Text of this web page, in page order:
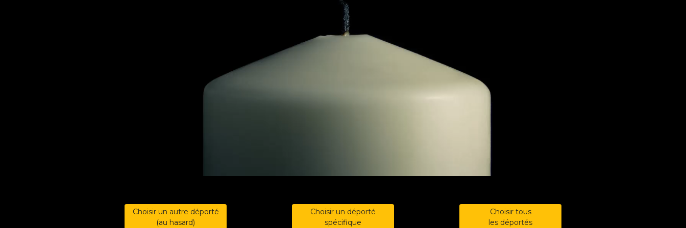
Choisir un autre déporté
(au hasard)
Choisir un déporté
spécifique
Choisir tous
les déportés